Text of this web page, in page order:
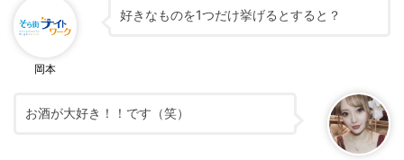
岡本
好きなものを1つだけ挙げるとすると？
お酒が大好き！！です（笑）